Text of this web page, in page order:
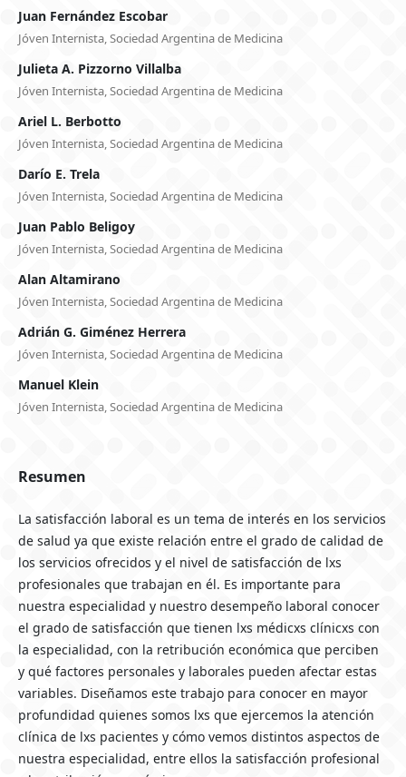
Juan Fernández Escobar
Jóven Internista, Sociedad Argentina de Medicina
Julieta A. Pizzorno Villalba
Jóven Internista, Sociedad Argentina de Medicina
Ariel L. Berbotto
Jóven Internista, Sociedad Argentina de Medicina
Darío E. Trela
Jóven Internista, Sociedad Argentina de Medicina
Juan Pablo Beligoy
Jóven Internista, Sociedad Argentina de Medicina
Alan Altamirano
Jóven Internista, Sociedad Argentina de Medicina
Adrián G. Giménez Herrera
Jóven Internista, Sociedad Argentina de Medicina
Manuel Klein
Jóven Internista, Sociedad Argentina de Medicina
Resumen
La satisfacción laboral es un tema de interés en los servicios
de salud ya que existe relación entre el grado de calidad de
los servicios ofrecidos y el nivel de satisfacción de lxs
profesionales que trabajan en él. Es importante para
nuestra especialidad y nuestro desempeño laboral conocer
el grado de satisfacción que tienen lxs médicxs clínicxs con
la especialidad, con la retribución económica que perciben
y qué factores personales y laborales pueden afectar estas
variables. Diseñamos este trabajo para conocer en mayor
profundidad quienes somos lxs que ejercemos la atención
clínica de lxs pacientes y cómo vemos distintos aspectos de
nuestra especialidad, entre ellos la satisfacción profesional